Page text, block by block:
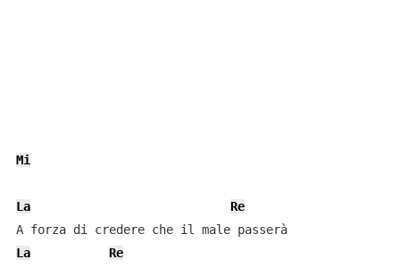
Mi
La
Re
A forza di credere che il male passerà
La
Re